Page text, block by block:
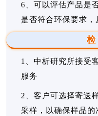
6、可以评估产品是
是否符合环保要求，
1、中析研究所接受
服务
2、客户可选择寄送
采样，以确保样品的